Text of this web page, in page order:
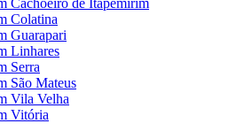
Colatina
Guarapari
Linhares
Serra
São Mateus
Vila Velha
Vitória